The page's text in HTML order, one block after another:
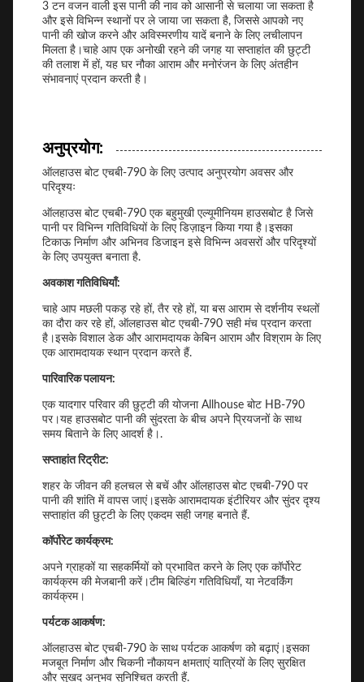
3 टन वजन वाली इस पानी की नाव को आसानी से चलाया जा सकता है
और इसे विभिन्न स्थानों पर ले जाया जा सकता है, जिससे आपको नए
पानी की खोज करने और अविस्मरणीय यादें बनाने के लिए लचीलापन
मिलता है।चाहे आप एक अनोखी रहने की जगह या सप्ताहांत की छुट्टी
की तलाश में हों, यह घर नौका आराम और मनोरंजन के लिए अंतहीन
संभावनाएं प्रदान करती है।
अनुप्रयोग:
ऑलहाउस बोट एचबी-790 के लिए उत्पाद अनुप्रयोग अवसर और
परिदृश्यः
ऑलहाउस बोट एचबी-790 एक बहुमुखी एल्यूमीनियम हाउसबोट है जिसे
पानी पर विभिन्न गतिविधियों के लिए डिज़ाइन किया गया है।इसका
टिकाऊ निर्माण और अभिनव डिजाइन इसे विभिन्न अवसरों और परिदृश्यों
के लिए उपयुक्त बनाता है.
अवकाश गतिविधियाँ:
चाहे आप मछली पकड़ रहे हों, तैर रहे हों, या बस आराम से दर्शनीय स्थलों
का दौरा कर रहे हों, ऑलहाउस बोट एचबी-790 सही मंच प्रदान करता
है।इसके विशाल डेक और आरामदायक केबिन आराम और विश्राम के लिए
एक आरामदायक स्थान प्रदान करते हैं.
पारिवारिक पलायन:
एक यादगार परिवार की छुट्टी की योजना Allhouse बोट HB-790
पर।यह हाउसबोट पानी की सुंदरता के बीच अपने प्रियजनों के साथ
समय बिताने के लिए आदर्श है।.
सप्ताहांत रिट्रीट:
शहर के जीवन की हलचल से बचें और ऑलहाउस बोट एचबी-790 पर
पानी की शांति में वापस जाएं।इसके आरामदायक इंटीरियर और सुंदर दृश्य
सप्ताहांत की छुट्टी के लिए एकदम सही जगह बनाते हैं.
कॉर्पोरेट कार्यक्रम:
अपने ग्राहकों या सहकर्मियों को प्रभावित करने के लिए एक कॉर्पोरेट
कार्यक्रम की मेजबानी करें।टीम बिल्डिंग गतिविधियाँ, या नेटवर्किंग
कार्यक्रम।
पर्यटक आकर्षण:
ऑलहाउस बोट एचबी-790 के साथ पर्यटक आकर्षण को बढ़ाएं।इसका
मजबूत निर्माण और चिकनी नौकायन क्षमताएं यात्रियों के लिए सुरक्षित
और सुखद अनुभव सुनिश्चित करती हैं.